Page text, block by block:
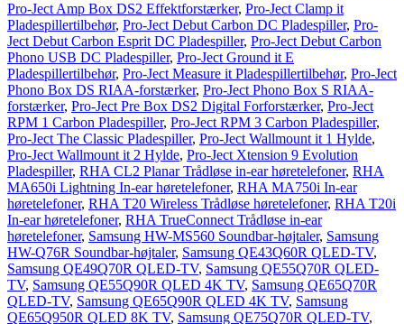
Pro-Ject Amp Box DS2 Effektforstærker, Pro-Ject Clamp it
Pladespillertilbehør, Pro-Ject Debut Carbon DC Pladespiller, Pro-
Ject Debut Carbon Esprit DC Pladespiller, Pro-Ject Debut Carbon
Phono USB DC Pladespiller, Pro-Ject Ground it E
Pladespillertilbehør, Pro-Ject Measure it Pladespillertilbehør, Pro-Ject
Phono Box DS RIAA-forstærker, Pro-Ject Phono Box S RIAA-
forstærker, Pro-Ject Pre Box DS2 Digital Forforstærker, Pro-Ject
RPM 1 Carbon Pladespiller, Pro-Ject RPM 3 Carbon Pladespiller,
Pro-Ject The Classic Pladespiller, Pro-Ject Wallmount it 1 Hylde,
Pro-Ject Wallmount it 2 Hylde, Pro-Ject Xtension 9 Evolution
Pladespiller, RHA CL2 Planar Trådløse in-ear høretelefoner, RHA
MA650i Lightning In-ear høretelefoner, RHA MA750i In-ear
høretelefoner, RHA T20 Wireless Trådløse høretelefoner, RHA T20i
In-ear høretelefoner, RHA TrueConnect Trådløse in-ear
høretelefoner, Samsung HW-MS560 Soundbar-højtaler, Samsung
HW-Q76R Soundbar-højtaler, Samsung QE43Q60R QLED-TV,
Samsung QE49Q70R QLED-TV, Samsung QE55Q70R QLED-
TV, Samsung QE55Q90R QLED 4K TV, Samsung QE65Q70R
QLED-TV, Samsung QE65Q90R QLED 4K TV, Samsung
QE65Q950R QLED 8K TV, Samsung QE75Q70R QLED-TV,